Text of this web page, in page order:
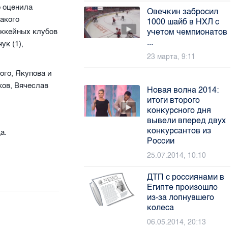
оценила
клубов
(1),
Якупова и
Вячеслав
Овечкин забросил
1000 шайб в НХЛ с
учетом чемпионатов
...
23 марта, 9:11
Новая волна 2014:
итоги второго
конкурсного дня
вывели вперед двух
конкурсантов из
России
25.07.2014, 10:10
ДТП с россиянами в
Египте произошло
из-за лопнувшего
колеса
06.05.2014, 20:13